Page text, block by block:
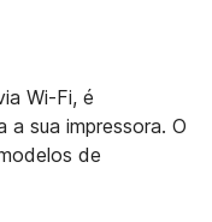
Wi-Fi, é
sua impressora. O
de